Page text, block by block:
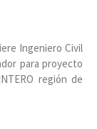
Ingeniero Civil
para proyecto
región de